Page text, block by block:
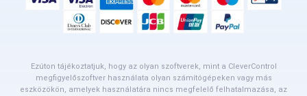
Ezúton tájékoztatjuk, hogy az olyan szoftverek, mint a CleverControl
megfigyelőszoftver használata olyan számítógépeken vagy más
eszközökön, amelyek használatára nincs megfelelő felhatalmazása, az